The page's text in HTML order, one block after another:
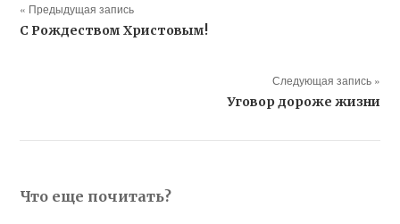
« Предыдущая запись
С Рождеством Христовым!
Следующая запись »
Уговор дороже жизни
Что еще почитать?